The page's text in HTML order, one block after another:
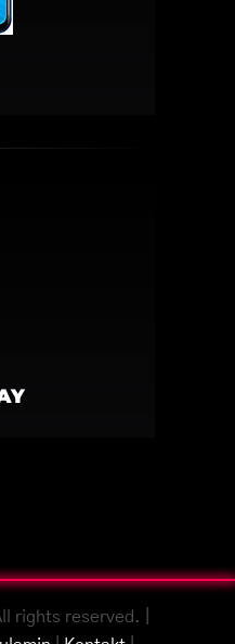
rights reserved. |